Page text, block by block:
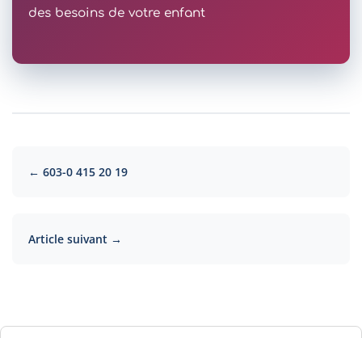
des besoins de votre enfant
← 603-0 415 20 19
Article suivant →